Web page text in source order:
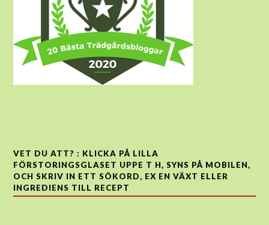
VET DU ATT? : KLICKA PÅ LILLA
FÖRSTORINGSGLASET UPPE T H, SYNS PÅ MOBILEN,
OCH SKRIV IN ETT SÖKORD, EX EN VÄXT ELLER
INGREDIENS TILL RECEPT